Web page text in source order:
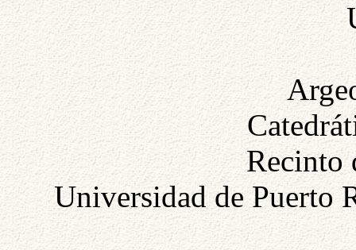
Recinto
Universidad de Puerto